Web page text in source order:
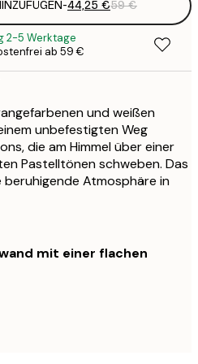
-44,25 €59 €
2-5 Werktage
ab 59 €
und weißen
unbefestigten Weg
die am Himmel über einer
Pastelltönen schweben. Das
Atmosphäre in
mit einer flachen